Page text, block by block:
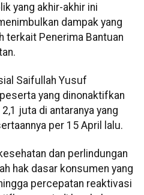
yang akhir-akhir ini
dampak yang
terkait Penerima Bantuan
Saifullah Yusuf
yang dinonaktifkan
juta di antaranya yang
per 15 April lalu.
dan perlindungan
hak dasar konsumen yang
percepatan reaktivasi